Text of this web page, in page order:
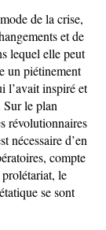
de la crise,
et de
lequel elle peut
un piétinement
l’avait inspiré et
Sur le plan
révolutionnaires
nécessaire d’en
compte
le
se sont